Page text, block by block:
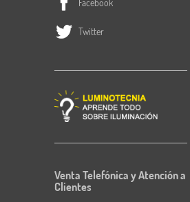
Facebook
Twitter
Venta Telefónica y Atención a
Clientes